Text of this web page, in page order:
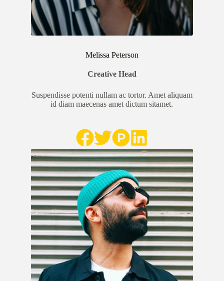
Melissa Peterson
Creative Head
Suspendisse potenti nullam ac tortor. Amet aliquam
id diam maecenas amet dictum sitamet.